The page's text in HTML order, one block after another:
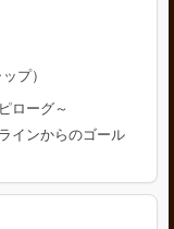
プ）
ローグ～
インからのゴール